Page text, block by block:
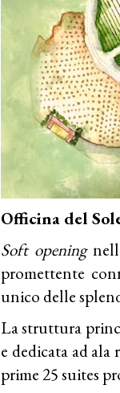
Officina del
Soft opening
promettente
unico delle
La struttura
e dedicata ad
prime 25 suites